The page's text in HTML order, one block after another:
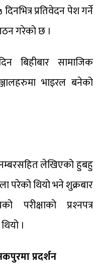
प्रतिवेदन पेश गर्ने
गरेको छ ।
बिहीबार सामाजिक
भाइरल बनेको
नम्बरसहित लेखिएको हुबहु
परेको थियो भने शुक्रबार
प्रश्‍नपत्र
।
प्रदर्शन